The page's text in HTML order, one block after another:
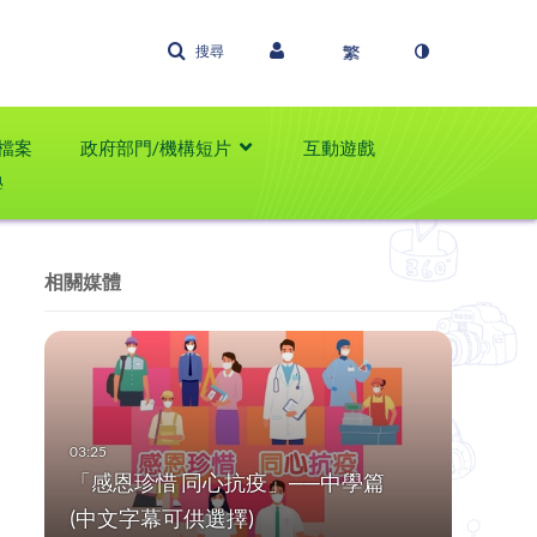
搜尋
案 政府部門/機構短片
互動遊戲
相關媒體
「感恩珍惜 同心抗疫」──中學篇
(中文字幕可供選擇)